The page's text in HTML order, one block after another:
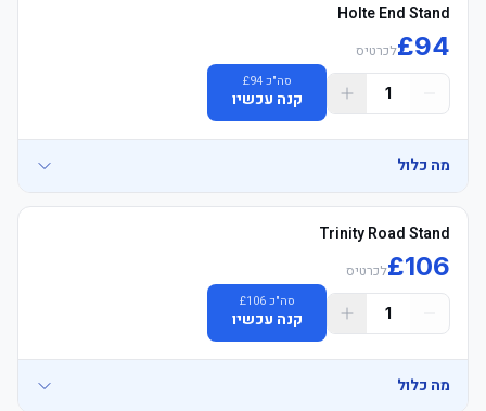
Holte End Stand
£94 לכרטיס
1
סה"כ £94
קנה עכשיו
מה כלול
Trinity Road Stand
£106 לכרטיס
1
סה"כ £106
קנה עכשיו
מה כלול